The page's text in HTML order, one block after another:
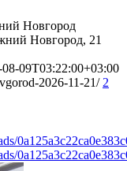
Новгород
Новгород, 21
08-09T03:22:00+03:00
2026-11-21/ 2